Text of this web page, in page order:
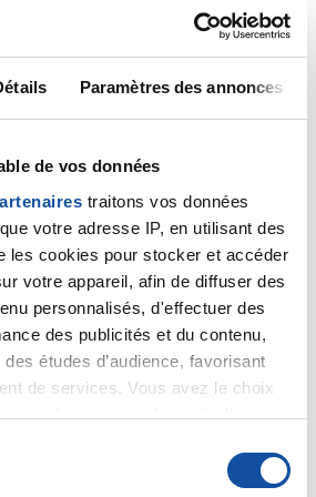
Paramètres des annonces
de vos données
traitons vos données
votre adresse IP, en utilisant des
les cookies pour stocker et accéder
votre appareil, afin de diffuser des
personnalisés, d'effectuer des
des publicités et du contenu,
études d’audience, favorisant
de services. Vous avez le choix
vos données et à leurs finalités.
la Déclaration relative aux
Souricette
18/11/2020 - 00:24
Louison et merci pour
p>
donc qu'on ne peut jamais être
qu'il faut accepter de vivre
Votre mari avait-il des
est-ce le ganglion qui a grossi
puce à l'oreille ?</p>
mon cas, je me dis qu'un
des saignements
et rectaux se verrait
les examens. Enfin, j'essais de
soit, je souhaite à votre mari que